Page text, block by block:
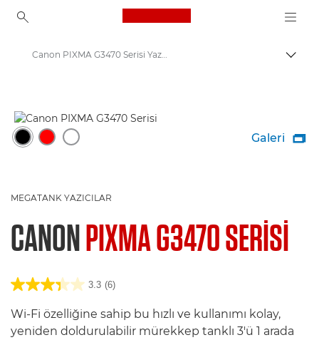
Canon Logo, back to
İçerik
Canon PIXMA G3470 Serisi Yazıcı
Galeri 
MEGATANK YAZICILAR
CANONPIXMA G3470 SERISI
3.3 (6)
Wi-Fi özelliğine sahip bu hızlı ve kullanımı kolay,
yeniden doldurulabilir mürekkep tanklı 3'ü 1 arada